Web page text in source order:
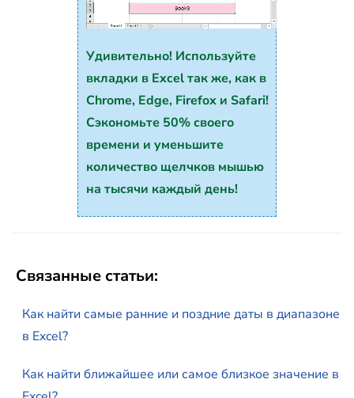
Удивительно! Используйте
вкладки в Excel так же, как в
Chrome, Edge, Firefox и Safari!
Сэкономьте 50% своего
времени и уменьшите
количество щелчков мышью
на тысячи каждый день!
Связанные статьи:
Как найти самые ранние и поздние даты в диапазоне
в Excel?
Как найти ближайшее или самое близкое значение в